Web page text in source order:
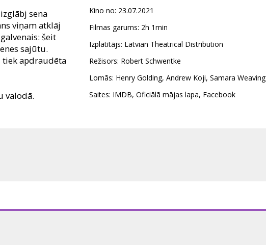
sena
viņam atklāj
šeit
sajūtu.
tiek apdraudēta
valodā.
Kino no: 23.07.2021
Filmas garums: 2h 1min
Izplatītājs: Latvian Theatrical Distribution
Režisors: Robert Schwentke
Lomās: Henry Golding, Andrew Koji, Samara Weaving
Saites: IMDB, Oficiālā mājas lapa, Facebook